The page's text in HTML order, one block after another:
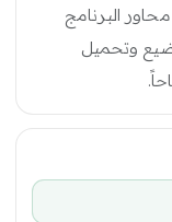
البرنامج
وتحميل